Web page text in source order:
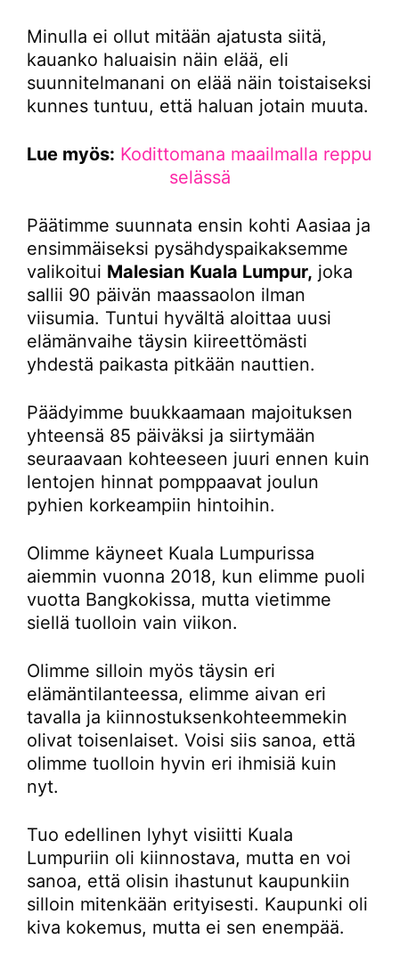
Minulla ei ollut mitään ajatusta siitä,
kauanko haluaisin näin elää, eli
suunnitelmanani on elää näin toistaiseksi
kunnes tuntuu, että haluan jotain muuta.
Lue myös: Kodittomana maailmalla reppu
selässä
Päätimme suunnata ensin kohti Aasiaa ja
ensimmäiseksi pysähdyspaikaksemme
valikoitui Malesian Kuala Lumpur, joka
sallii 90 päivän maassaolon ilman
viisumia. Tuntui hyvältä aloittaa uusi
elämänvaihe täysin kiireettömästi
yhdestä paikasta pitkään nauttien.
Päädyimme buukkaamaan majoituksen
yhteensä 85 päiväksi ja siirtymään
seuraavaan kohteeseen juuri ennen kuin
lentojen hinnat pomppaavat joulun
pyhien korkeampiin hintoihin.
Olimme käyneet Kuala Lumpurissa
aiemmin vuonna 2018, kun elimme puoli
vuotta Bangkokissa, mutta vietimme
siellä tuolloin vain viikon.
Olimme silloin myös täysin eri
elämäntilanteessa, elimme aivan eri
tavalla ja kiinnostuksenkohteemmekin
olivat toisenlaiset. Voisi siis sanoa, että
olimme tuolloin hyvin eri ihmisiä kuin
nyt.
Tuo edellinen lyhyt visiitti Kuala
Lumpuriin oli kiinnostava, mutta en voi
sanoa, että olisin ihastunut kaupunkiin
silloin mitenkään erityisesti. Kaupunki oli
kiva kokemus, mutta ei sen enempää.